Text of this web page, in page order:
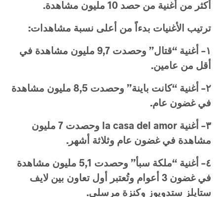
أكثر من أغنية من حصد مليون مشاهدة.
ترتيب الأغنيات بدءاً من أعلى نسبة مشاهدات:
١– أغنية “قتال” وحصدت مليون مشاهدة في
أقل من عامين.
٢– أغنية “كانت باينة” وحصدت مليون مشاهدة
في غضون عام.
٣– أغنية وحصدت
مليون
مشاهدة في غضون عام وثلاثة أشهر .
٤– أغنية “ملكة سبأ” وحصدت مليون مشاهدة
في غضون أعوام وتُعتبر أول تعاون بين لايف
ستايلز ستدويوز وكنزة مرسلي.